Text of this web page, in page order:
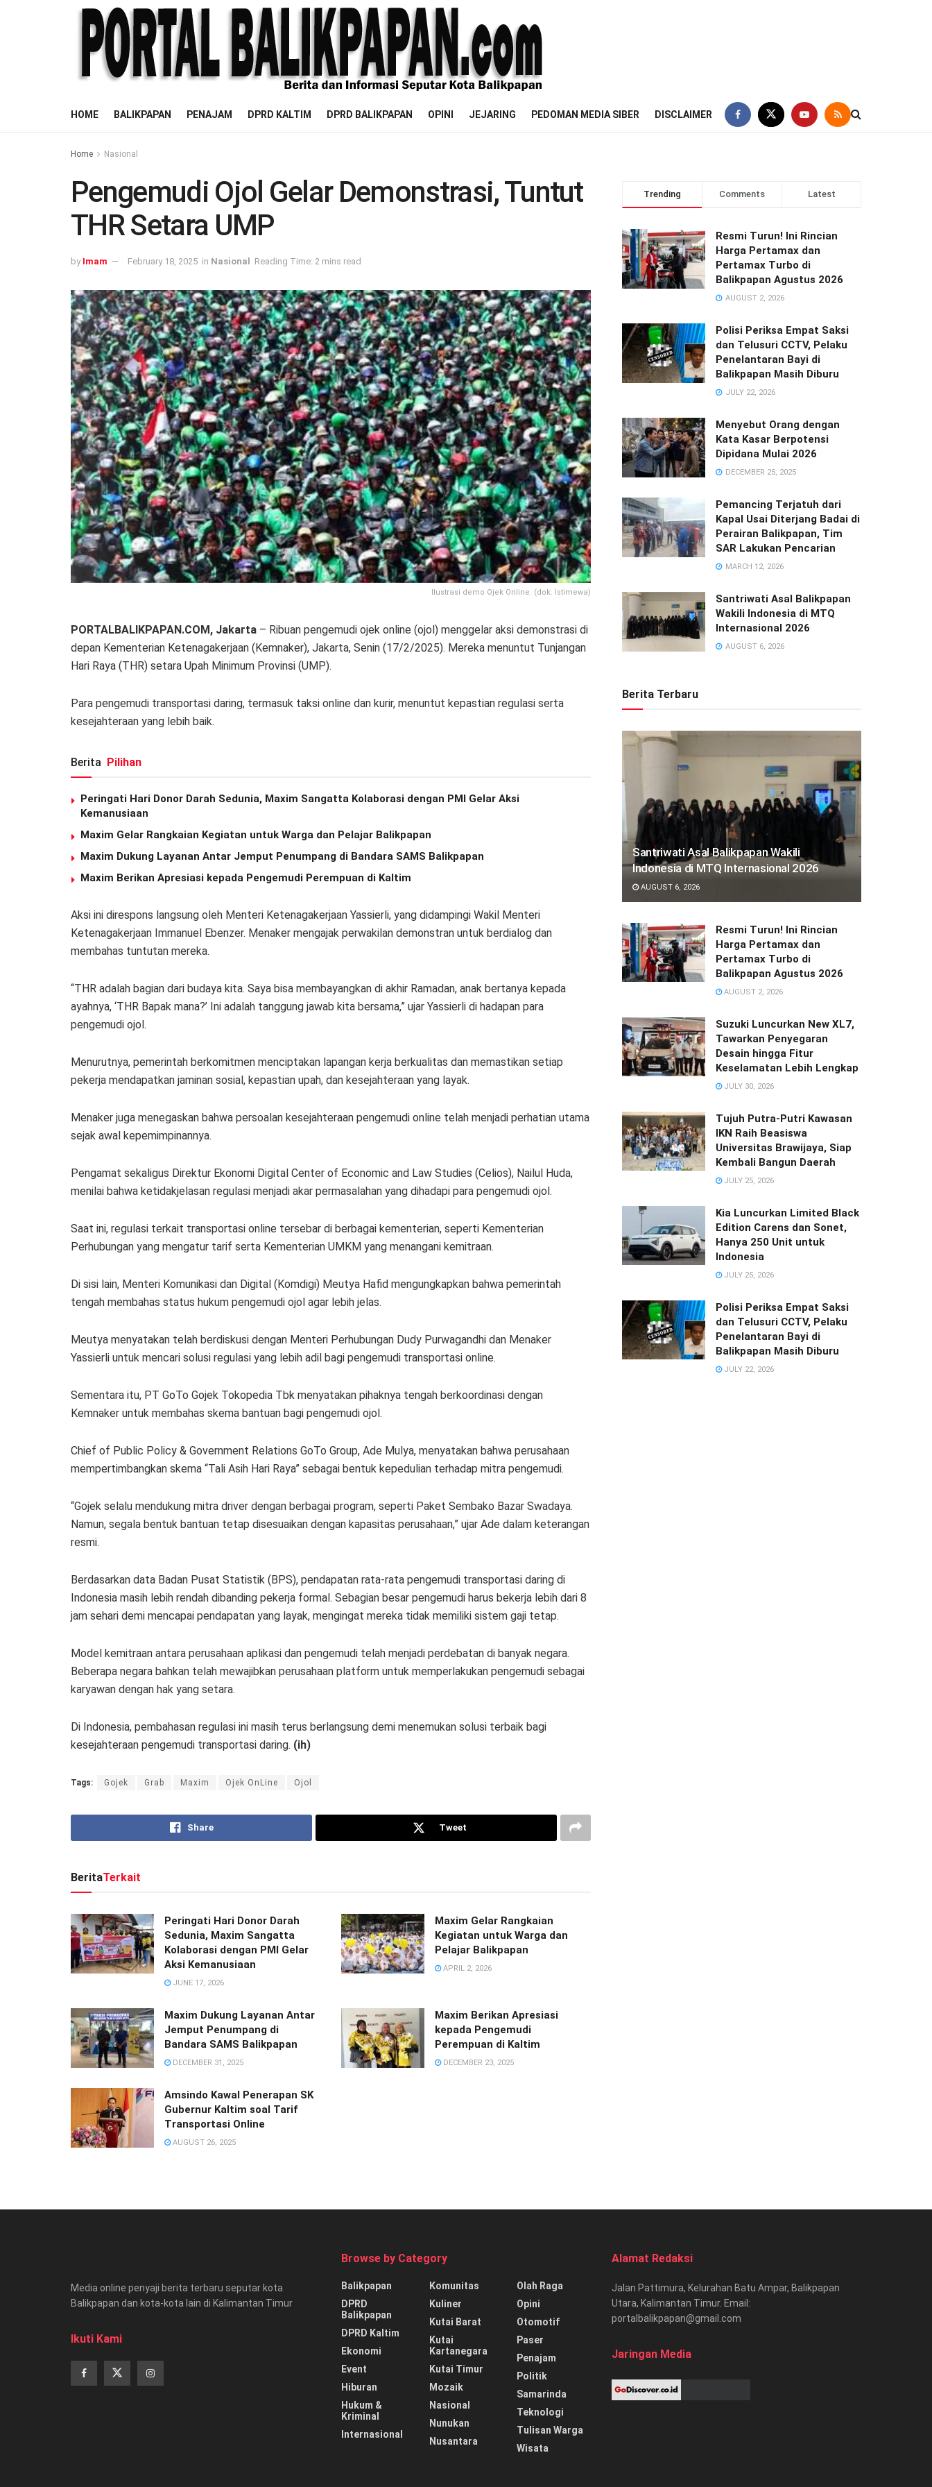
HOME BALIKPAPAN PENAJAM DPRD KALTIM DPRD BALIKPAPAN OPINI JEJARING PEDOMAN MEDIA SIBER DISCLAIMER
Home Nasional
Pengemudi Ojol Gelar Demonstrasi, Tuntut
THR Setara UMP
by Imam February 18, 2025 in Nasional Reading Time: 2 mins read
Ilustrasi demo Ojek Online. (dok. Istimewa)
PORTALBALIKPAPAN.COM, Jakarta – Ribuan pengemudi ojek online (ojol) menggelar aksi demonstrasi di
depan Kementerian Ketenagakerjaan (Kemnaker), Jakarta, Senin (17/2/2025). Mereka menuntut Tunjangan
Hari Raya (THR) setara Upah Minimum Provinsi (UMP).
Para pengemudi transportasi daring, termasuk taksi online dan kurir, menuntut kepastian regulasi serta
kesejahteraan yang lebih baik.
Berita Pilihan
Peringati Hari Donor Darah Sedunia, Maxim Sangatta Kolaborasi dengan PMI Gelar Aksi
Kemanusiaan
Maxim Gelar Rangkaian Kegiatan untuk Warga dan Pelajar Balikpapan
Maxim Dukung Layanan Antar Jemput Penumpang di Bandara SAMS Balikpapan
Maxim Berikan Apresiasi kepada Pengemudi Perempuan di Kaltim
Aksi ini direspons langsung oleh Menteri Ketenagakerjaan Yassierli, yang didampingi Wakil Menteri
Ketenagakerjaan Immanuel Ebenzer. Menaker mengajak perwakilan demonstran untuk berdialog dan
membahas tuntutan mereka.
“THR adalah bagian dari budaya kita. Saya bisa membayangkan di akhir Ramadan, anak bertanya kepada
ayahnya, ‘THR Bapak mana?’ Ini adalah tanggung jawab kita bersama,” ujar Yassierli di hadapan para
pengemudi ojol.
Menurutnya, pemerintah berkomitmen menciptakan lapangan kerja berkualitas dan memastikan setiap
pekerja mendapatkan jaminan sosial, kepastian upah, dan kesejahteraan yang layak.
Menaker juga menegaskan bahwa persoalan kesejahteraan pengemudi online telah menjadi perhatian utama
sejak awal kepemimpinannya.
Pengamat sekaligus Direktur Ekonomi Digital Center of Economic and Law Studies (Celios), Nailul Huda,
menilai bahwa ketidakjelasan regulasi menjadi akar permasalahan yang dihadapi para pengemudi ojol.
Saat ini, regulasi terkait transportasi online tersebar di berbagai kementerian, seperti Kementerian
Perhubungan yang mengatur tarif serta Kementerian UMKM yang menangani kemitraan.
Di sisi lain, Menteri Komunikasi dan Digital (Komdigi) Meutya Hafid mengungkapkan bahwa pemerintah
tengah membahas status hukum pengemudi ojol agar lebih jelas.
Meutya menyatakan telah berdiskusi dengan Menteri Perhubungan Dudy Purwagandhi dan Menaker
Yassierli untuk mencari solusi regulasi yang lebih adil bagi pengemudi transportasi online.
Sementara itu, PT GoTo Gojek Tokopedia Tbk menyatakan pihaknya tengah berkoordinasi dengan
Kemnaker untuk membahas skema bantuan bagi pengemudi ojol.
Chief of Public Policy & Government Relations GoTo Group, Ade Mulya, menyatakan bahwa perusahaan
mempertimbangkan skema “Tali Asih Hari Raya” sebagai bentuk kepedulian terhadap mitra pengemudi.
“Gojek selalu mendukung mitra driver dengan berbagai program, seperti Paket Sembako Bazar Swadaya.
Namun, segala bentuk bantuan tetap disesuaikan dengan kapasitas perusahaan,” ujar Ade dalam keterangan
resmi.
Berdasarkan data Badan Pusat Statistik (BPS), pendapatan rata-rata pengemudi transportasi daring di
Indonesia masih lebih rendah dibanding pekerja formal. Sebagian besar pengemudi harus bekerja lebih dari 8
jam sehari demi mencapai pendapatan yang layak, mengingat mereka tidak memiliki sistem gaji tetap.
Model kemitraan antara perusahaan aplikasi dan pengemudi telah menjadi perdebatan di banyak negara.
Beberapa negara bahkan telah mewajibkan perusahaan platform untuk memperlakukan pengemudi sebagai
karyawan dengan hak yang setara.
Di Indonesia, pembahasan regulasi ini masih terus berlangsung demi menemukan solusi terbaik bagi
kesejahteraan pengemudi transportasi daring. (ih)
Tags: Gojek Grab Maxim Ojek OnLine Ojol
Share Tweet
BeritaTerkait
Peringati Hari Donor Darah
Sedunia, Maxim Sangatta
Kolaborasi dengan PMI Gelar
Aksi Kemanusiaan
JUNE 17, 2026
Maxim Gelar Rangkaian
Kegiatan untuk Warga dan
Pelajar Balikpapan
APRIL 2, 2026
Maxim Dukung Layanan Antar
Jemput Penumpang di
Bandara SAMS Balikpapan
DECEMBER 31, 2025
Maxim Berikan Apresiasi
kepada Pengemudi
Perempuan di Kaltim
DECEMBER 23, 2025
Amsindo Kawal Penerapan SK
Gubernur Kaltim soal Tarif
Transportasi Online
AUGUST 26, 2025
Trending Comments Latest
Resmi Turun! Ini Rincian
Harga Pertamax dan
Pertamax Turbo di
Balikpapan Agustus 2026
AUGUST 2, 2026
Polisi Periksa Empat Saksi
dan Telusuri CCTV, Pelaku
Penelantaran Bayi di
Balikpapan Masih Diburu
JULY 22, 2026
Menyebut Orang dengan
Kata Kasar Berpotensi
Dipidana Mulai 2026
DECEMBER 25, 2025
Pemancing Terjatuh dari
Kapal Usai Diterjang Badai di
Perairan Balikpapan, Tim
SAR Lakukan Pencarian
MARCH 12, 2026
Santriwati Asal Balikpapan
Wakili Indonesia di MTQ
Internasional 2026
AUGUST 6, 2026
Berita Terbaru
Santriwati Asal Balikpapan Wakili
Indonesia di MTQ Internasional 2026
AUGUST 6, 2026
Resmi Turun! Ini Rincian
Harga Pertamax dan
Pertamax Turbo di
Balikpapan Agustus 2026
AUGUST 2, 2026
Suzuki Luncurkan New XL7,
Tawarkan Penyegaran
Desain hingga Fitur
Keselamatan Lebih Lengkap
JULY 30, 2026
Tujuh Putra-Putri Kawasan
IKN Raih Beasiswa
Universitas Brawijaya, Siap
Kembali Bangun Daerah
JULY 25, 2026
Kia Luncurkan Limited Black
Edition Carens dan Sonet,
Hanya 250 Unit untuk
Indonesia
JULY 25, 2026
Polisi Periksa Empat Saksi
dan Telusuri CCTV, Pelaku
Penelantaran Bayi di
Balikpapan Masih Diburu
JULY 22, 2026
Media online penyaji berita terbaru seputar kota
Balikpapan dan kota-kota lain di Kalimantan Timur
Ikuti Kami
Browse by Category
Balikpapan
DPRD
Balikpapan
DPRD Kaltim
Ekonomi
Event
Hiburan
Hukum &
Kriminal
Internasional
Komunitas
Kuliner
Kutai Barat
Kutai
Kartanegara
Kutai Timur
Mozaik
Nasional
Nunukan
Nusantara
Olah Raga
Opini
Otomotif
Paser
Penajam
Politik
Samarinda
Teknologi
Tulisan Warga
Wisata
Alamat Redaksi
Jalan Pattimura, Kelurahan Batu Ampar, Balikpapan
Utara, Kalimantan Timur. Email:
portalbalikpapan@gmail.com
Jaringan Media